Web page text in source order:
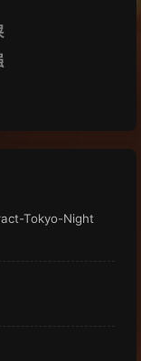
Tokyo-Night